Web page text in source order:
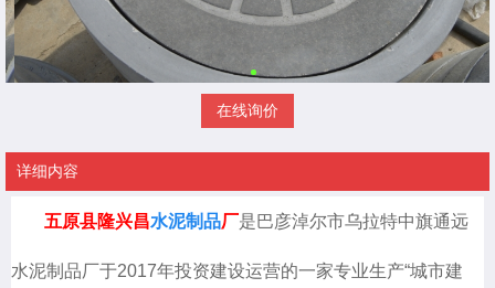
在线询价
详细内容
五原县隆兴昌水泥制品厂是巴彦淖尔市乌拉特中旗通远
水泥制品厂于2017年投资建设运营的一家专业生产“城市建